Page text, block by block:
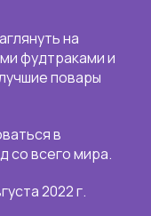
на
фудтраками и
повары
в
со всего мира.
2022 г.